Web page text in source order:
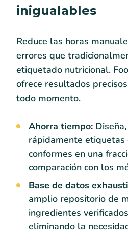
inigualables
Reduce las horas
errores que
etiquetado nutricional.
ofrece resultados
todo momento.
Ahorra tiempo:
rápidamente etiquetas
conformes en una
comparación con los
Base de datos
amplio repositorio de
ingredientes
eliminando la